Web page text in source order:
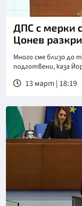
ДПС с мерки
Цонев
Много сме близо до
подготвени, каза
13 март | 18:19